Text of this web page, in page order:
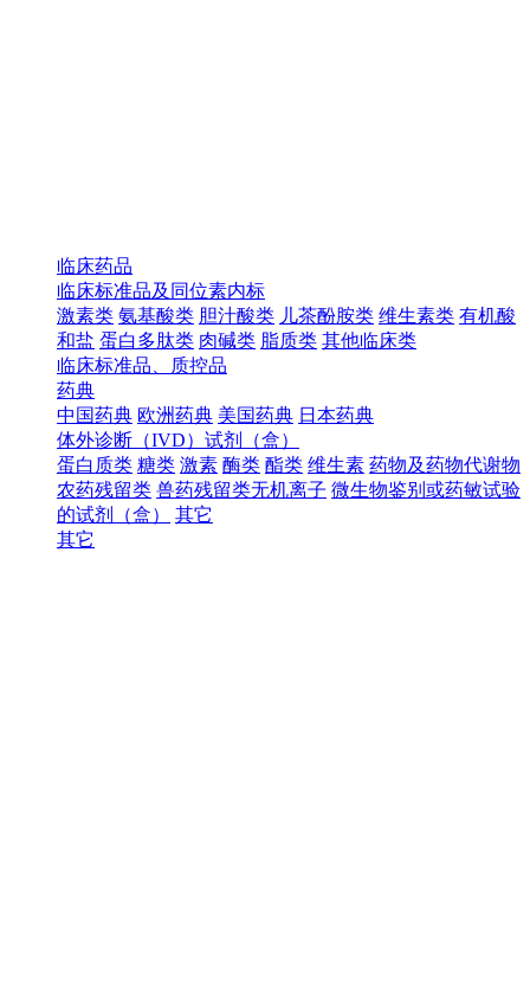
临床药品
临床标准品及同位素内标
激素类 氨基酸类 胆汁酸类 儿茶酚胺类 维生素类 有机酸
和盐 蛋白多肽类 肉碱类 脂质类 其他临床类
临床标准品、质控品
药典
中国药典 欧洲药典 美国药典 日本药典
体外诊断（IVD）试剂（盒）
蛋白质类 糖类 激素 酶类 酯类 维生素 药物及药物代谢物
农药残留类 兽药残留类无机离子 微生物鉴别或药敏试验
的试剂（盒）
其它
其它